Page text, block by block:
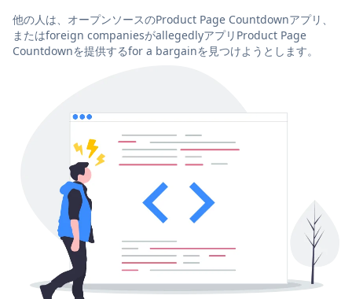
他の人は、オープンソースのProduct Page Countdownアプリ、
またはforeign companiesがallegedlyアプリProduct Page
Countdownを提供するfor a bargainを見つけようとします。